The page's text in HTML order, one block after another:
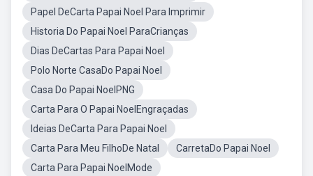
Papel DeCarta Papai Noel Para Imprimir
Historia Do Papai Noel ParaCrianças
Dias DeCartas Para Papai Noel
Polo Norte CasaDo Papai Noel
Casa Do Papai NoelPNG
Carta Para O Papai NoelEngraçadas
Ideias DeCarta Para Papai Noel
Carta Para Meu FilhoDe Natal
CarretaDo Papai Noel
Carta Para Papai NoelMode